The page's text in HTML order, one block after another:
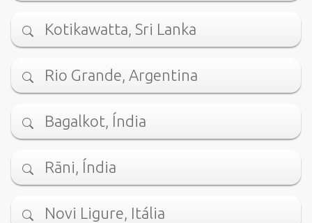
Kotikawatta, Sri Lanka
Rio Grande, Argentina
Bagalkot, Índia
Rāni, Índia
Novi Ligure, Itália